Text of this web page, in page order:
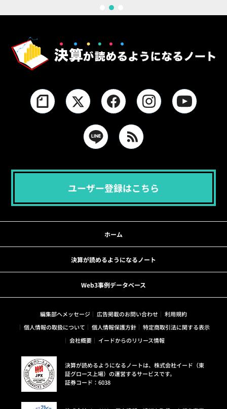
ユーザー登録はこちら
ホーム
決算が読めるようになるノート
Web3事例データベース
編集部へメッセージ 広告掲載のお問い合わせ
利用規約
個人情報の取扱について
個人情報保護方針
特定商取引法に関する表示
会社概要
イードからのリリース情報
決算が読めるようになるノートは、株式会社イード（東
証グロース上場）の運営するサービスです。
証券コード：6038